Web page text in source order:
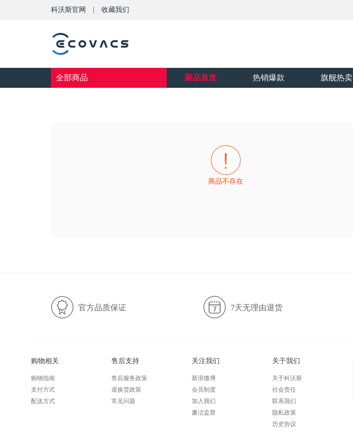
科沃斯官网 收藏我们
全部商品 新品首发 热销爆款 旗舰热卖
商品不存在
官方品质保证 7天无理由退货
购物相关
购物指南
支付方式
配送方式
售后支持
售后服务政策
退换货政策
常见问题
关注我们
新浪微博
会员制度
加入我们
廉洁监督
关于我们
关于科沃斯
社会责任
联系我们
隐私政策
历史协议